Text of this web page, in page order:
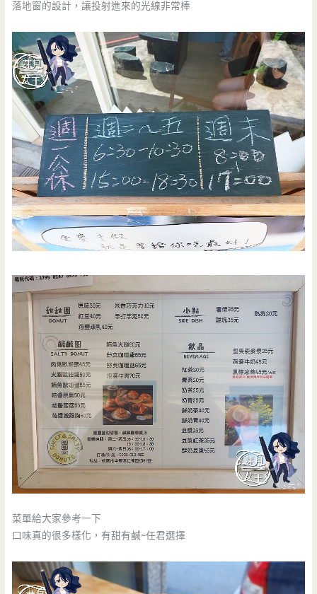
落地窗的設計，讓投射進來的光線非常棒
菜單給大家參考一下
口味真的很多樣化，有甜有鹹~任君選擇